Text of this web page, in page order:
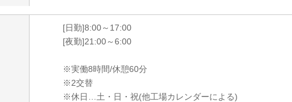
[日勤]8:00～17:00
[夜勤]21:00～6:00
※実働8時間/休憩60分
※2交替
※休日…土・日・祝(他工場カレンダーによる)